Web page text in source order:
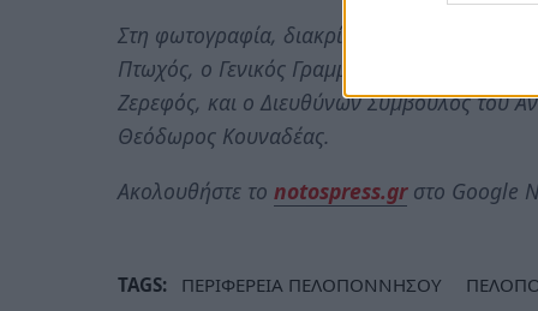
Στη φωτογραφία, διακρίνονται από δεξιά ο
Πτωχός, ο Γενικός Γραμματέας της
Ζερεφός, και ο Διευθύνων Σύμβουλος του
Θεόδωρος Κουναδέας.
Ακολουθήστε το notospress.grστο Google
TAGS: ΠΕΡΙΦΕΡΕΙΑ ΠΕΛΟΠΟΝΝΗΣΟΥ